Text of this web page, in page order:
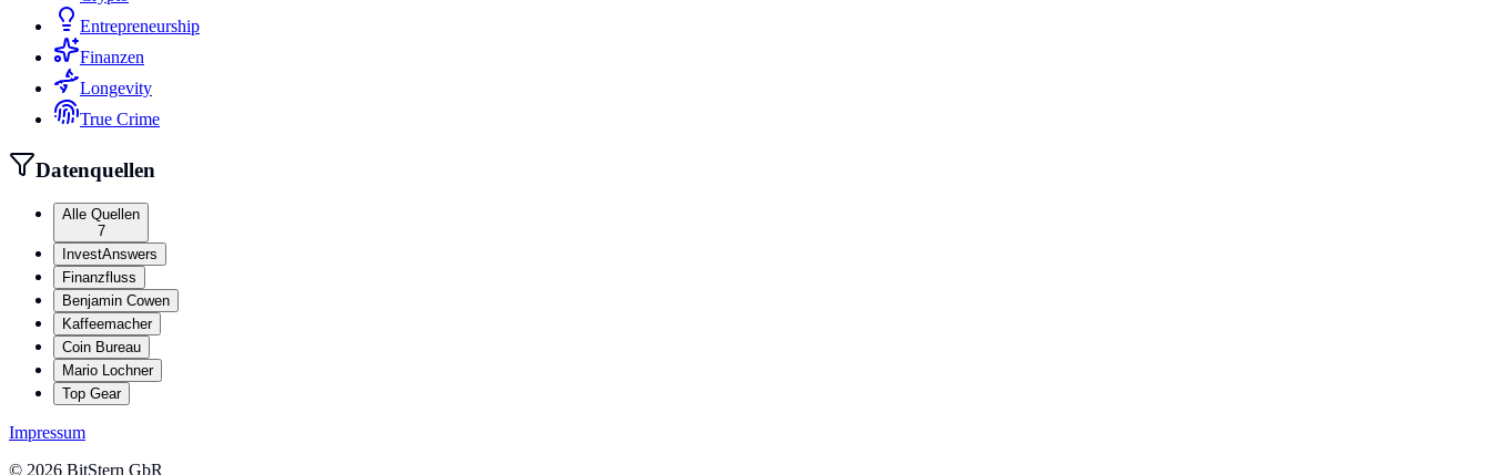
Entrepreneurship
Finanzen
Longevity
True Crime
Datenquellen
Alle Quellen
7
InvestAnswers
Finanzfluss
Benjamin Cowen
Kaffeemacher
Coin Bureau
Mario Lochner
Top Gear
Impressum
© 2026 BitStern GbR